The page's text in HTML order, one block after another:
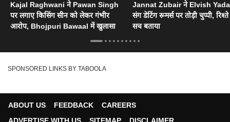
Kajal Raghwani ने Pawan Singh
पर लगाए किसिंग सीन को लेकर गंभीर
आरोप, Bhojpuri Bawaal में खुलासा
Jannat Zubair ने Elvish
संग डेटिंग रूमर्स पर तोड़ी चुप्पी,
सच बताया
SPONSORED LINKS BY TABOOLA
ABOUT US FEEDBACK
CAREERS